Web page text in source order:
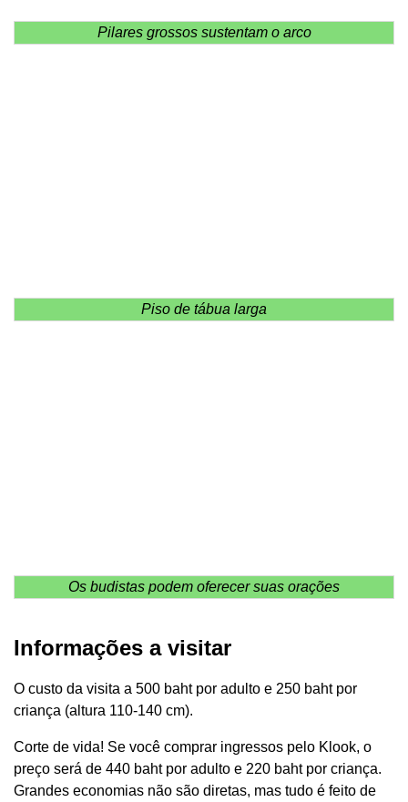
Pilares grossos sustentam o arco
Piso de tábua larga
Os budistas podem oferecer suas orações
Informações a visitar
O custo da visita a 500 baht por adulto e 250 baht por
criança (altura 110-140 cm).
Corte de vida! Se você comprar ingressos pelo Klook, o
preço será de 440 baht por adulto e 220 baht por criança.
Grandes economias não são diretas, mas tudo é feito de